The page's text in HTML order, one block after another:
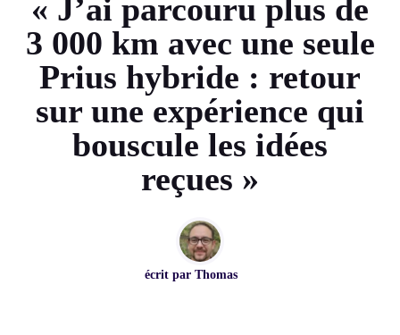
« J’ai parcouru plus de
3 000 km avec une seule
Prius hybride : retour
sur une expérience qui
bouscule les idées
reçues »
écrit par Thomas